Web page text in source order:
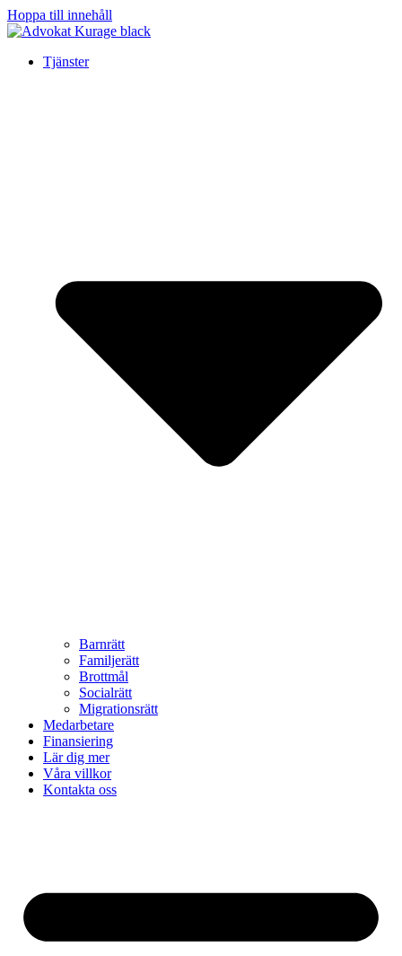
Hoppa till innehåll
Tjänster
Barnrätt
Familjerätt
Brottmål
Socialrätt
Migrationsrätt
Medarbetare
Finansiering
Lär dig mer
Våra villkor
Kontakta oss